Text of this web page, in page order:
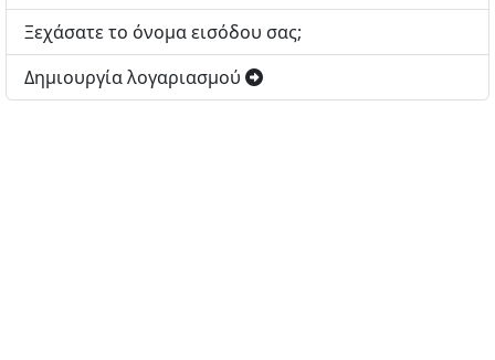
Ξεχάσατε το όνομα εισόδου σας;
Δημιουργία λογαριασμού